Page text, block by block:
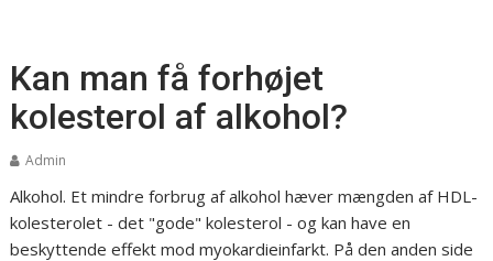
Kan man få forhøjet
kolesterol af alkohol?
Admin
Alkohol. Et mindre forbrug af alkohol hæver mængden af HDL-
kolesterolet - det "gode" kolesterol - og kan have en
beskyttende effekt mod myokardieinfarkt. På den anden side